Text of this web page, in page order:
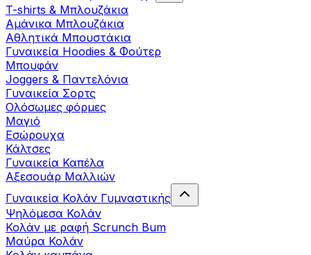
T-shirts & Μπλουζάκια
Αμάνικα Μπλουζάκια
Aθλητικά Μπουστάκια
Γυναικεία Hoodies & Φούτερ
Μπουφάν
Joggers & Παντελόνια
Γυναικεία Σορτς
Ολόσωμες φόρμες
Μαγιό
Εσώρουχα
Κάλτσες
Γυναικεία Καπέλα
Αξεσουάρ Μαλλιών
Γυναικεία Κολάν Γυμναστικής
Ψηλόμεσα Κολάν
Κολάν με ραφή Scrunch Bum
Μαύρα Κολάν